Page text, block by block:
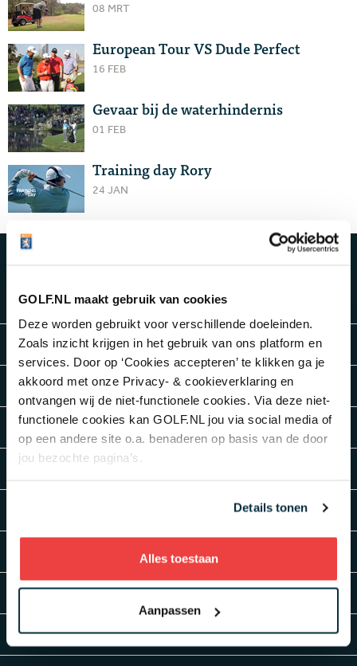
GOLF.NL maakt gebruik van cookies
Deze worden gebruikt voor verschillende doeleinden.
Zoals inzicht krijgen in het gebruik van ons platform en
services. Door op ‘Cookies accepteren’ te klikken ga je
akkoord met onze Privacy- & cookieverklaring en
ontvangen wij de niet-functionele cookies. Via deze niet-
functionele cookies kan GOLF.NL jou via social media of
op een andere site o.a. benaderen op basis van de door
jou bezochte pagina’s.
Details tonen
Alles toestaan
Aanpassen
08 MRT
European Tour VS Dude Perfect
16 FEB
Gevaar bij de waterhindernis
01 FEB
Training day Rory
24 JAN
Gianni Romme doet Happy Gilmore
Alligator op golfbaan vangt vis
The Golf Boys Band
Paige Spiranac aan de bal
The Longest Golf Putt
Sergio Harcia versus The Drones
Bubba's Jet Pack
Jordan Spieth in de trailer